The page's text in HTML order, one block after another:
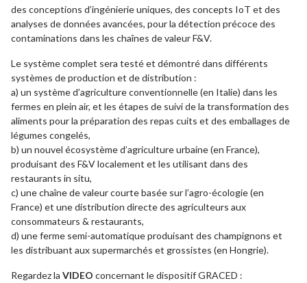
des conceptions d’ingénierie uniques, des concepts IoT et des
analyses de données avancées, pour la détection précoce des
contaminations dans les chaînes de valeur F&V.
Le système complet sera testé et démontré dans différents
systèmes de production et de distribution :
a) un système d’agriculture conventionnelle (en Italie) dans les
fermes en plein air, et les étapes de suivi de la transformation des
aliments pour la préparation des repas cuits et des emballages de
légumes congelés,
b) un nouvel écosystème d’agriculture urbaine (en France),
produisant des F&V localement et les utilisant dans des
restaurants in situ,
c) une chaîne de valeur courte basée sur l’agro-écologie (en
France) et une distribution directe des agriculteurs aux
consommateurs & restaurants,
d) une ferme semi-automatique produisant des champignons et
les distribuant aux supermarchés et grossistes (en Hongrie).
Regardez la VIDEO concernant le dispositif GRACED :